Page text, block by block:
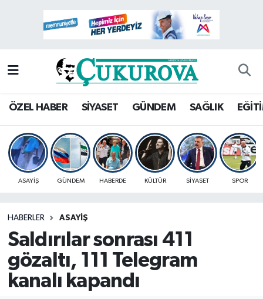
ÖZEL HABER SİYASET GÜNDEM SAĞLIK
ASAYİŞ GÜNDEM HABERDE KÜLTÜR SİYASET SPOR
HABERLER ASAYİŞ
Saldırılar sonrası 411
gözaltı, 111 Telegram
kanalı kapandı
Mersin Hava Durumu
Mersin Namaz Vakitleri
Mersin Trafik Yoğunluk Haritası
Süper Lig Puan Durumu ve Fikstür
Son Dakika Haberleri
Haber Arşivi